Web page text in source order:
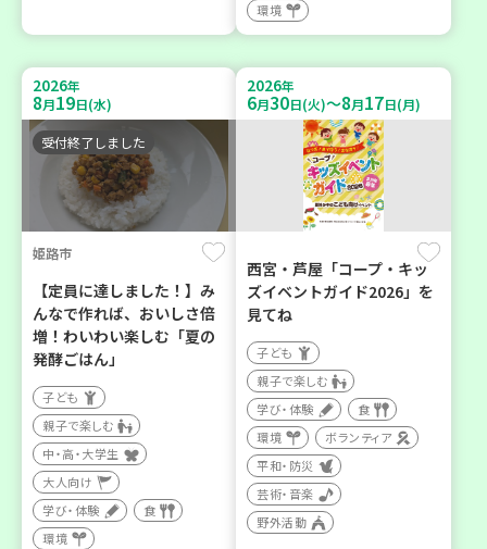
環境
2026年
8月19日(水)
受付終了しました
姫路市
【定員に達しました！】み
んなで作れば、おいしさ倍
増！わいわい楽しむ「夏の
発酵ごはん」
子ども
親子で楽しむ
中・高・大学生
大人向け
学び・体験
食
環境
2026年
6月30日(火)～8月17日(月)
西宮・芦屋「コープ・キッ
ズイベントガイド2026」を
見てね
子ども
親子で楽しむ
学び・体験
食
環境
ボランティア
平和・防災
芸術・音楽
野外活動